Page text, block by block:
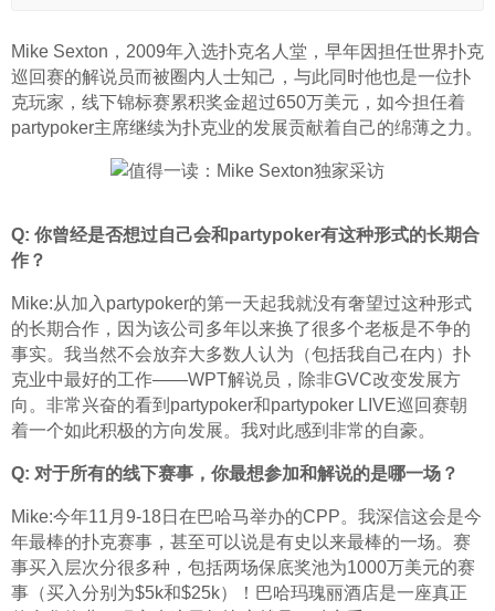
Mike Sexton，2009年入选扑克名人堂，早年因担任世界扑克
巡回赛的解说员而被圈内人士知己，与此同时他也是一位扑
克玩家，线下锦标赛累积奖金超过650万美元，如今担任着
partypoker主席继续为扑克业的发展贡献着自己的绵薄之力。
Q: 你曾经是否想过自己会和partypoker有这种形式的长期合
作？
Mike:从加入partypoker的第一天起我就没有奢望过这种形式
的长期合作，因为该公司多年以来换了很多个老板是不争的
事实。我当然不会放弃大多数人认为（包括我自己在内）扑
克业中最好的工作——WPT解说员，除非GVC改变发展方
向。非常兴奋的看到partypoker和partypoker LIVE巡回赛朝
着一个如此积极的方向发展。我对此感到非常的自豪。
Q: 对于所有的线下赛事，你最想参加和解说的是哪一场？
Mike:今年11月9-18日在巴哈马举办的CPP。我深信这会是今
年最棒的扑克赛事，甚至可以说是有史以来最棒的一场。赛
事买入层次分很多种，包括两场保底奖池为1000万美元的赛
事（买入分别为$5k和$25k）！巴哈玛瑰丽酒店是一座真正